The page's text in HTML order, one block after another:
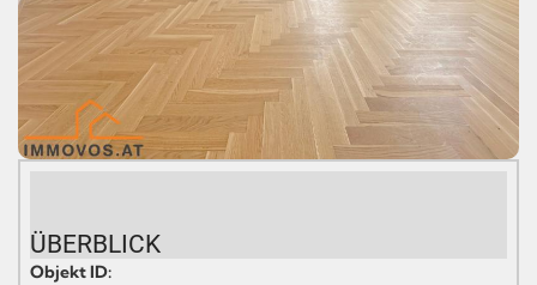
ÜBERBLICK
Objekt ID: